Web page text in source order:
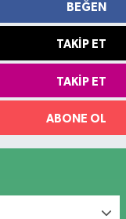
BEĞEN
TAKIP ET
TAKIP ET
ABONE OL